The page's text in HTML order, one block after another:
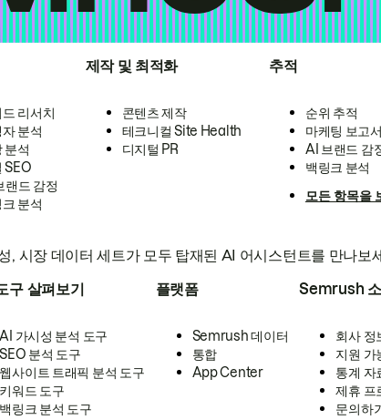
리서치
분석
분석
SEO
랜드 감정
분석
제작 및 최적화
콘텐츠 제작
테크니컬 Site Health
디지털 PR
추적
순위 추적
마케팅 보고
AI 브랜드 감
백링크 분석
모든 항목을
, 시장 데이터 세트가 모두 탑재된 AI 어시스턴트를 만나보
구 살펴보기
AI 가시성 분석 도구
SEO 분석 도구
웹사이트 트래픽 분석 도구
키워드 도구
백링크 분석 도구
플랫폼
Semrush 데이터
통합
App Center
Semrush
회사 정
지원 가
통계 자
제휴 프
문의하